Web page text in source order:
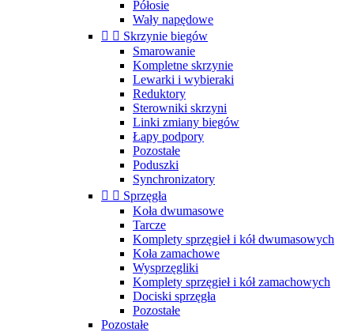
Półosie
Wały napędowe
  Skrzynie biegów
Smarowanie
Kompletne skrzynie
Lewarki i wybieraki
Reduktory
Sterowniki skrzyni
Linki zmiany biegów
Łapy podpory
Pozostałe
Poduszki
Synchronizatory
  Sprzęgła
Koła dwumasowe
Tarcze
Komplety sprzęgieł i kół dwumasowych
Koła zamachowe
Wysprzęgliki
Komplety sprzęgieł i kół zamachowych
Dociski sprzęgła
Pozostałe
Pozostałe